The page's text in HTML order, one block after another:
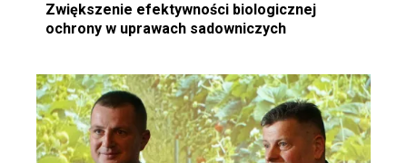
Zwiększenie efektywności biologicznej
ochrony w uprawach sadowniczych